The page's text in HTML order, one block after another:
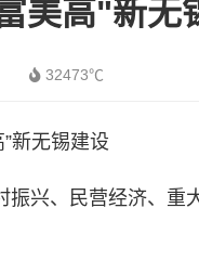
美高"新无
32473℃
新无锡建设
兴、民营经济、重